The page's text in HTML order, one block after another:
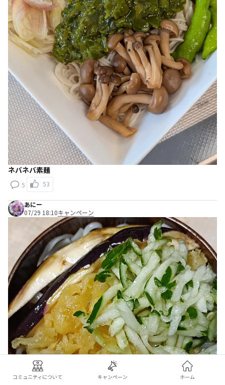
ネバネバ素麺
5 53
あにー
07/29 18:10キャンペーン
コミュニティについて キャンペーン ホーム